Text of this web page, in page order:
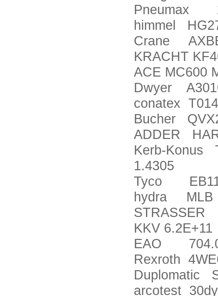
Pneumax
himmel
Crane
KRACHT
ACE MC600
Dwyer
conatex
Bucher
ADDER
Kerb-Konus
1.4305
Tyco EB11-
hydra MLB
KKV 6.2E+11
EAO
Rexroth
Duplomatic
arcotest